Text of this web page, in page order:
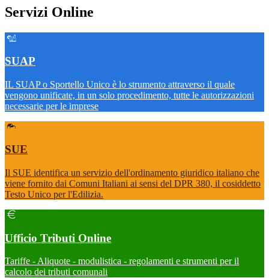
Servizi Online
SUAP
IL SUAP o Sportello Unico è lo strumento attraverso il quale
vengono unificate, in un solo procedimento, tutte le autorizzazioni
necessarie per le imprese
SUE
Il SUE identifica un servizio dell'ordinamento giuridico italiano che
viene fornito dai Comuni Italiani ai sensi del DPR 380, il cosiddetto
Testo Unico per l'Edilizia.
Ufficio Tributi Online
Tariffe - Aliquote - modulistica - regolamenti e strumenti per il
calcolo dei tributi comunali